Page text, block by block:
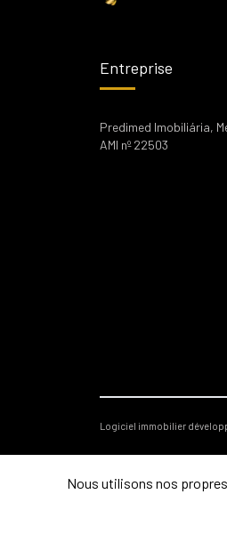
Entreprise
Predimed Imobiliária,
AMI nº 22503
Logiciel immobilier
Nous utilisons nos